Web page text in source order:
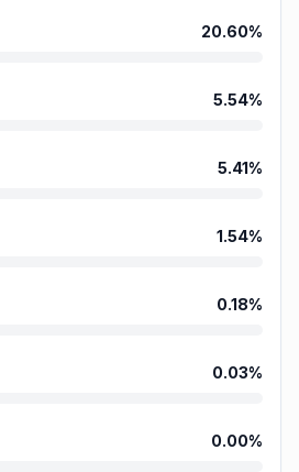
20.60%
5.54%
5.41%
1.54%
0.18%
0.03%
0.00%